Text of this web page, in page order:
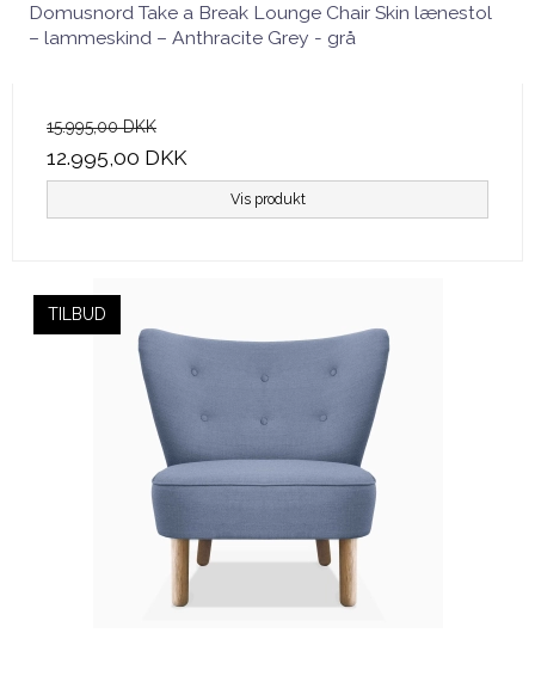
Domusnord Take a Break Lounge Chair Skin lænestol
– lammeskind – Anthracite Grey - grå
15.995,00 DKK
12.995,00 DKK
Vis produkt
TILBUD